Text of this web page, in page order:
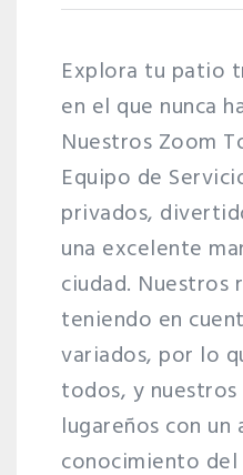
Explora tu patio
en el que nunca
Nuestros Zoom
Equipo de
privados,
una excelente
ciudad. Nuestros
teniendo en
variados, por lo
todos, y nuestros
lugareños con un
conocimiento del